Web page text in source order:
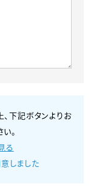
下記ボタンよりお
。
る
しました